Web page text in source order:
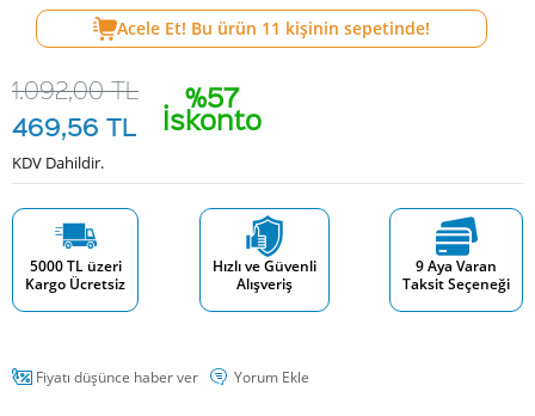
Acele Et! Bu ürün 11 kişinin sepetinde!
%57
İskonto
1.092,00TL
469,56 TL
KDV Dahildir.
5000 TL üzeri
Kargo Ücretsiz
Hızlı ve Güvenli
Alışveriş
9 Aya Varan
Taksit Seçeneği
Fiyatı düşünce haber ver Yorum Ekle